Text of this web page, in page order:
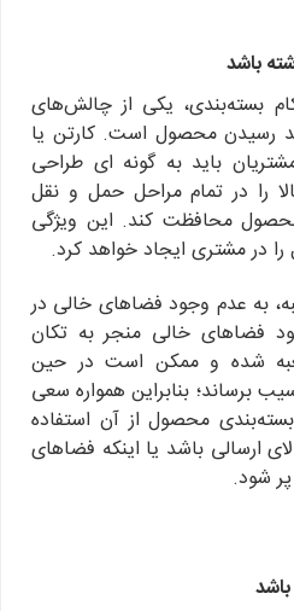
بسته‌بندی، یکی از چالش‌های
رسیدن محصول است. کارتن یا
باید به گونه ای طراحی
را در تمام مراحل حمل و نقل
محافظت کند. این ویژگی
در مشتری ایجاد خواهد کرد.
به عدم وجود فضاهای خالی در
فضاهای خالی منجر به تکان
شده و ممکن است در حین
برساند؛ بنابراین همواره سعی
بسته‌بندی محصول از آن استفاده
ارسالی باشد یا اینکه فضاهای
شود.